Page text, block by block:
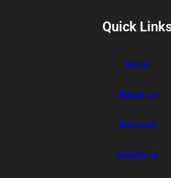
Quick
Home
About Us
Services
Solutions